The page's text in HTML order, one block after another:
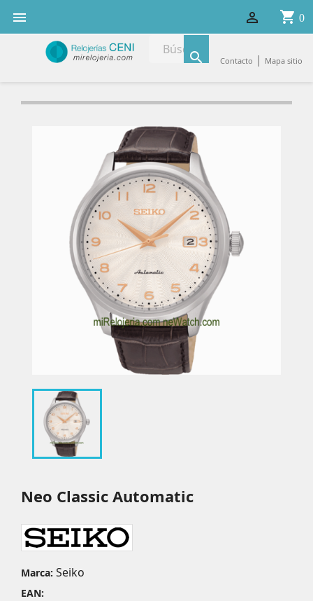
 shopping_cart 0

 Contacto | Mapa sitio
Neo Classic Automatic
Marca: Seiko
EAN: